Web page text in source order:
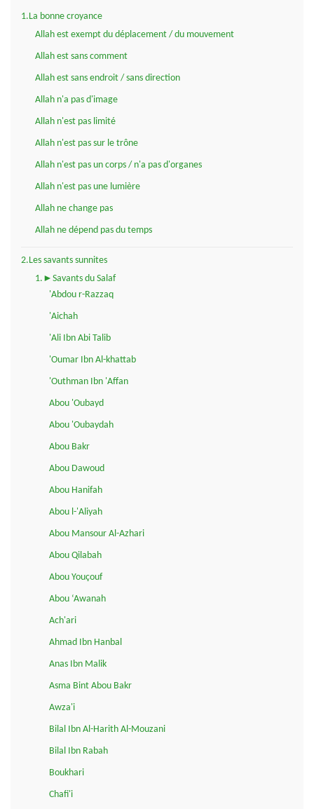
1.La bonne croyance
Allah est exempt du déplacement / du mouvement
Allah est sans comment
Allah est sans endroit / sans direction
Allah n'a pas d'image
Allah n'est pas limité
Allah n'est pas sur le trône
Allah n'est pas un corps / n'a pas d'organes
Allah n'est pas une lumière
Allah ne change pas
Allah ne dépend pas du temps
2.Les savants sunnites
1.►Savants du Salaf
'Abdou r-Razzaq
'Aichah
'Ali Ibn Abi Talib
'Oumar Ibn Al-khattab
'Outhman Ibn 'Affan
Abou 'Oubayd
Abou 'Oubaydah
Abou Bakr
Abou Dawoud
Abou Hanifah
Abou l-'Aliyah
Abou Mansour Al-Azhari
Abou Qilabah
Abou Youçouf
Abou ‘Awanah
Ach'ari
Ahmad Ibn Hanbal
Anas Ibn Malik
Asma Bint Abou Bakr
Awza'i
Bilal Ibn Al-Harith Al-Mouzani
Bilal Ibn Rabah
Boukhari
Chafi'i